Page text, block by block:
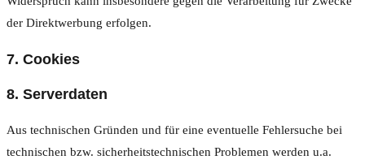
der Direktwerbung erfolgen.
7. Cookies
8. Serverdaten
Aus technischen Gründen und für eine eventuelle Fehlersuche bei
technischen bzw. sicherheitstechnischen Problemen werden u.a.